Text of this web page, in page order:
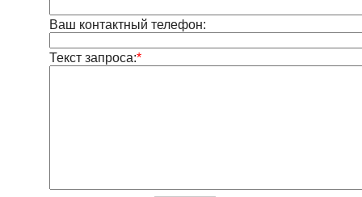
Ваш контактный телефон:
Текст запроса:*